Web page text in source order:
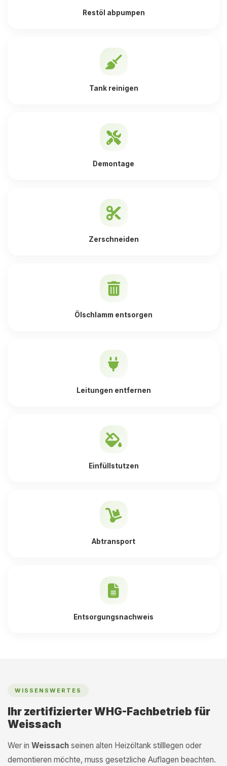
Restöl abpumpen
Tank reinigen
Demontage
Zerschneiden
Ölschlamm entsorgen
Leitungen entfernen
Einfüllstutzen
Abtransport
Entsorgungsnachweis
WISSENSWERTES
Ihr zertifizierter WHG-Fachbetrieb für
Weissach
Wer in Weissach seinen alten Heizöltank stilllegen oder
demontieren möchte, muss gesetzliche Auflagen beachten.